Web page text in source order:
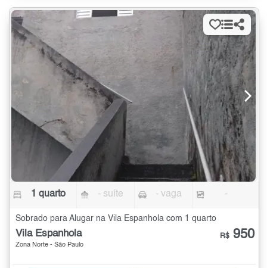
1 quarto - suíte - vaga -
Sobrado para Alugar na Vila Espanhola com 1 quarto
Vila Espanhola
Zona Norte - São Paulo
R$ 950